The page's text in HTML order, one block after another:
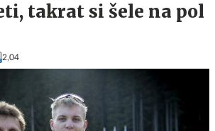
takrat si šele na pol
2,04